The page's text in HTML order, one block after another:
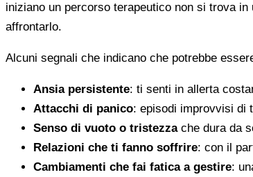
iniziano un percorso terapeutico non si trova
affrontarlo.
Alcuni segnali che indicano che potrebbe
Ansia persistente: ti senti in allerta
Attacchi di panico: episodi improvvisi di
Senso di vuoto o tristezzache dura da
Relazioni che ti fanno soffrire: con il
Cambiamenti che fai fatica a gestire: